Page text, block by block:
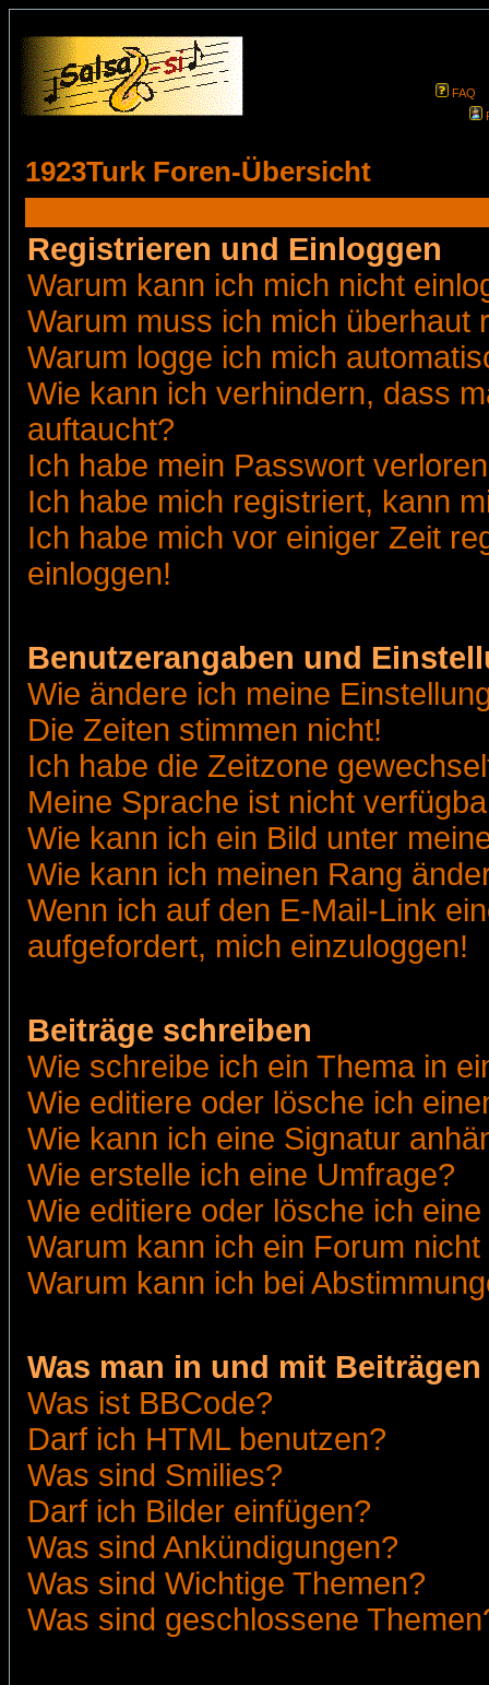
FAQ
1923Turk Foren-Übersicht
Registrieren und Einloggen
Warum kann ich mich nicht
Warum muss ich mich überhaut
Warum logge ich mich
Wie kann ich verhindern, dass
auftaucht?
Ich habe mein Passwort
Ich habe mich registriert, kann
Ich habe mich vor einiger Zeit
einloggen!
Benutzerangaben und
Wie ändere ich meine
Die Zeiten stimmen nicht!
Ich habe die Zeitzone
Meine Sprache ist nicht
Wie kann ich ein Bild unter
Wie kann ich meinen Rang
Wenn ich auf den E-Mail-Link
aufgefordert, mich einzuloggen!
Beiträge schreiben
Wie schreibe ich ein Thema in
Wie editiere oder lösche ich
Wie kann ich eine Signatur
Wie erstelle ich eine Umfrage?
Wie editiere oder lösche ich
Warum kann ich ein Forum
Warum kann ich bei
Was man in und mit
Was ist BBCode?
Darf ich HTML benutzen?
Was sind Smilies?
Darf ich Bilder einfügen?
Was sind Ankündigungen?
Was sind Wichtige Themen?
Was sind geschlossene